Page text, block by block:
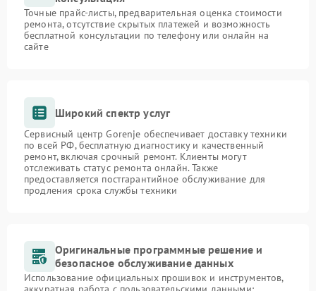
Точные прайс-листы, предварительная оценка стоимости
ремонта, отсутствие скрытых платежей и возможность
бесплатной консультации по телефону или онлайн на
сайте
Широкий спектр услуг
Сервисный центр Gorenje обеспечивает доставку техники
по всей РФ, бесплатную диагностику и качественный
ремонт, включая срочный ремонт. Клиенты могут
отслеживать статус ремонта онлайн. Также
предоставляется постгарантийное обслуживание для
продления срока службы техники
Оригинальные программные решение и
безопасное обслуживание данных
Использование официальных прошивок и инструментов,